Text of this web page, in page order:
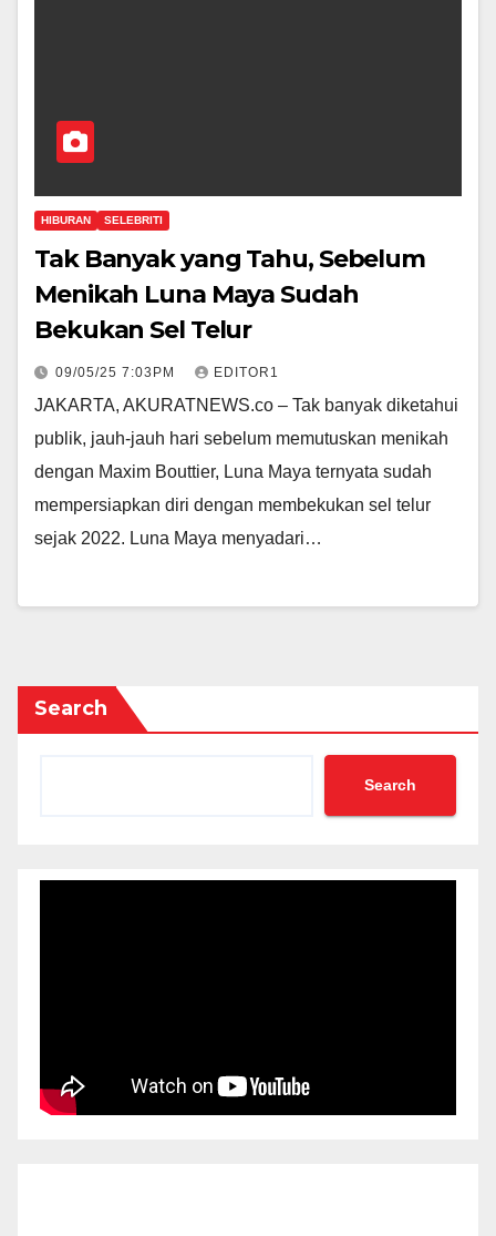
HIBURAN SELEBRITI
Tak Banyak yang Tahu, Sebelum
Menikah Luna Maya Sudah
Bekukan Sel Telur
09/05/25 7:03PM EDITOR1
JAKARTA, AKURATNEWS.co – Tak banyak diketahui
publik, jauh-jauh hari sebelum memutuskan menikah
dengan Maxim Bouttier, Luna Maya ternyata sudah
mempersiapkan diri dengan membekukan sel telur
sejak 2022. Luna Maya menyadari…
Search
Search